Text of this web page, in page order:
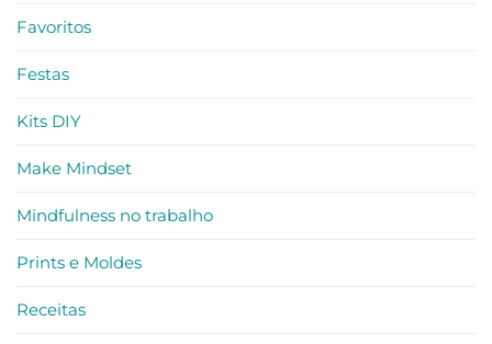
Favoritos
Festas
Kits DIY
Make Mindset
Mindfulness no trabalho
Prints e Moldes
Receitas